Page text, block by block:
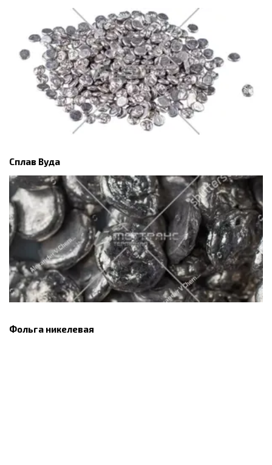
Сплав Вуда
Фольга никелевая